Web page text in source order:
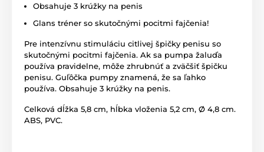
Obsahuje 3 krúžky na penis
Glans tréner so skutočnými pocitmi fajčenia!
Pre intenzívnu stimuláciu citlivej špičky penisu so
skutočnými pocitmi fajčenia. Ak sa pumpa žaluďa
používa pravidelne, môže zhrubnúť a zväčšiť špičku
penisu. Guľôčka pumpy znamená, že sa ľahko
používa. Obsahuje 3 krúžky na penis.
Celková dĺžka 5,8 cm, hĺbka vloženia 5,2 cm, Ø 4,8 cm.
ABS, PVC.